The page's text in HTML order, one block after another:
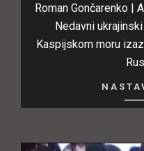
Roman Gončarenko |
Nedavni
Kaspijskom moru